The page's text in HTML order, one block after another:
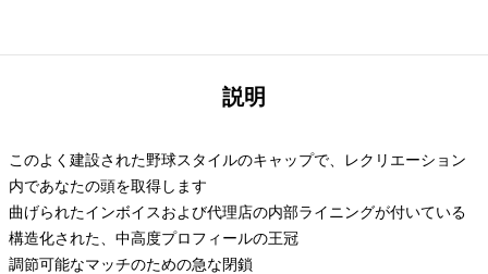
説明
このよく建設された野球スタイルのキャップで、レクリエーション
内であなたの頭を取得します
曲げられたインボイスおよび代理店の内部ライニングが付いている
構造化された、中高度プロフィールの王冠
調節可能なマッチのための急な閉鎖